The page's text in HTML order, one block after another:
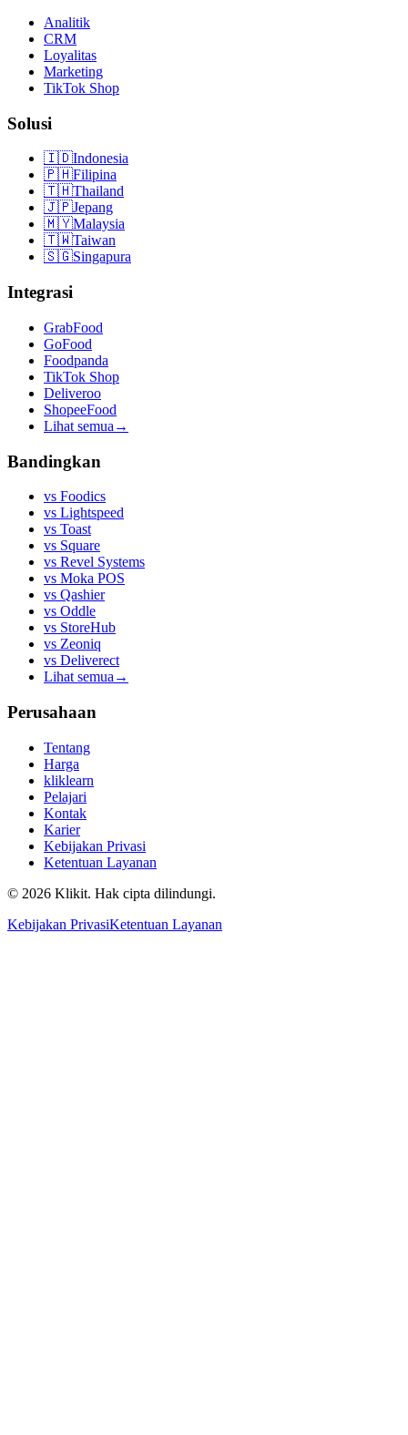
Analitik
CRM
Loyalitas
Marketing
TikTok Shop
Solusi
🇮🇩Indonesia
🇵🇭Filipina
🇹🇭Thailand
🇯🇵Jepang
🇲🇾Malaysia
🇹🇼Taiwan
🇸🇬Singapura
Integrasi
GrabFood
GoFood
Foodpanda
TikTok Shop
Deliveroo
ShopeeFood
Lihat semua →
Bandingkan
vs Foodics
vs Lightspeed
vs Toast
vs Square
vs Revel Systems
vs Moka POS
vs Qashier
vs Oddle
vs StoreHub
vs Zeoniq
vs Deliverect
Lihat semua →
Perusahaan
Tentang
Harga
kliklearn
Pelajari
Kontak
Karier
Kebijakan Privasi
Ketentuan Layanan
© 2026 Klikit. Hak cipta dilindungi.
Kebijakan PrivasiKetentuan Layanan